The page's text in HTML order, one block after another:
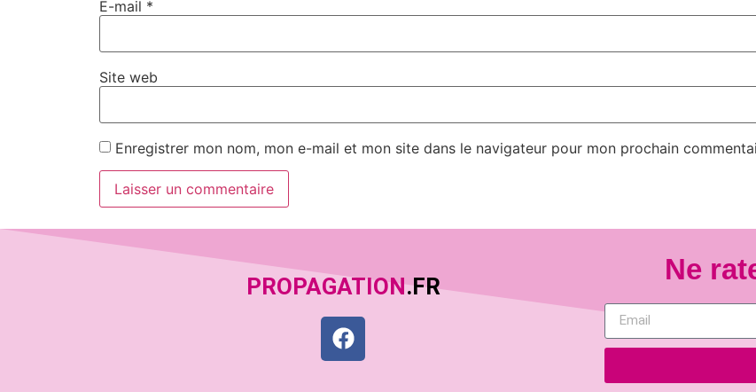
E-mail *
Site web
Enregistrer mon nom, mon e-mail et mon site dans le navigateur pour mon prochain
PROPAGATION.FR
Ne